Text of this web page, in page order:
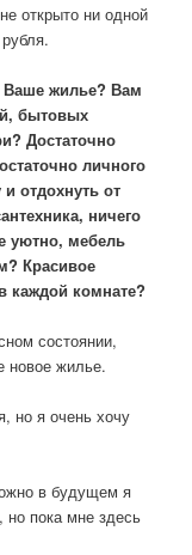
открыто ни одной
Ваше жилье? Вам
бытовых
Достаточно
личного
отдохнуть от
ничего
уютно, мебель
Красивое
каждой комнате?
состоянии,
новое жилье.
но я очень хочу
в будущем я
пока мне здесь